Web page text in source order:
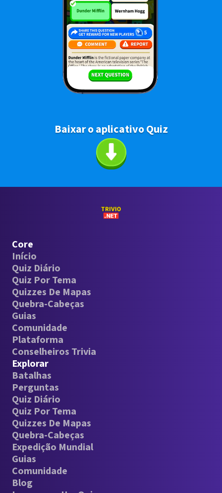
Baixar o aplicativo Quiz
Core
Início
Quiz Diário
Quiz Por Tema
Quizzes De Mapas
Quebra-Cabeças
Guias
Comunidade
Plataforma
Conselheiros Trivia
Explorar
Batalhas
Perguntas
Quiz Diário
Quiz Por Tema
Quizzes De Mapas
Quebra-Cabeças
Expedição Mundial
Guias
Comunidade
Blog